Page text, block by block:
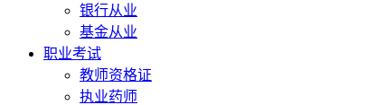
银行从业
基金从业
职业考试
教师资格证
执业药师